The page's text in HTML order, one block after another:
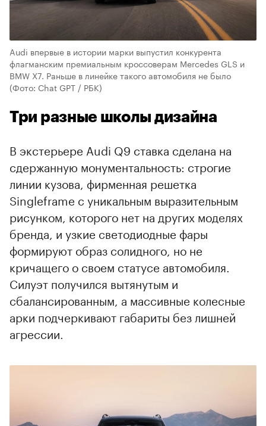
Audi впервые в истории марки выпустил конкурента
флагманским премиальным кроссоверам Mercedes GLS и
BMW X7. Раньше в линейке такого автомобиля не было
(Фото: Chat GPT / РБК)
00:00 00:00
Три разные школы дизайна
В экстерьере Audi Q9 ставка сделана на
сдержанную монументальность: строгие
линии кузова, фирменная решетка
Singleframe с уникальным выразительным
рисунком, которого нет на других моделях
бренда, и узкие светодиодные фары
формируют образ солидного, но не
кричащего о своем статусе автомобиля.
Силуэт получился вытянутым и
сбалансированным, а массивные колесные
арки подчеркивают габариты без лишней
агрессии.